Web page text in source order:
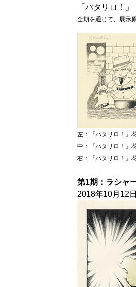
「パタリロ！
全期を通じて、展示
左：『パタリロ！』
中：『パタリロ！』
右：『パタリロ！』
第1期：ラシャ
2018年10月12